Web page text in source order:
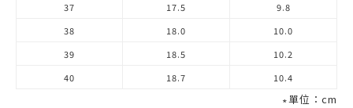
37
17.5
9.8
38
18.0
10.0
39
18.5
10.2
40
18.7 10.4
∗單位：cm